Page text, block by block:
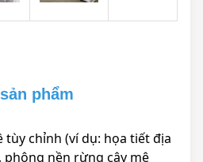
phẩm
tùy chỉnh (ví dụ: họa tiết địa
nền rừng cây mê